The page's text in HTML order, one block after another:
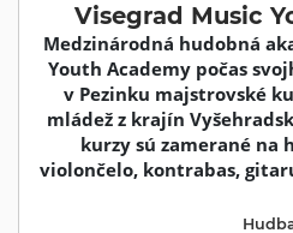
Visegrad Music
Medzinárodná hudobná
Youth Academy počas
v Pezinku majstrovské
mládež z krajín
kurzy sú zamerané na
violončelo, kontrabas,